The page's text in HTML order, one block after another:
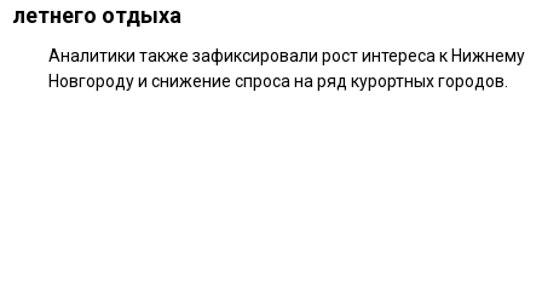
летнего отдыха
Аналитики также зафиксировали рост интереса к Нижнему
Новгороду и снижение спроса на ряд курортных городов.